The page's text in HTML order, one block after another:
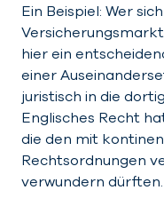
Ein Beispiel: Wer
hier ein
einer
juristisch in die
Englisches Recht
die den mit
Rechtsordnungen
verwundern dürften.